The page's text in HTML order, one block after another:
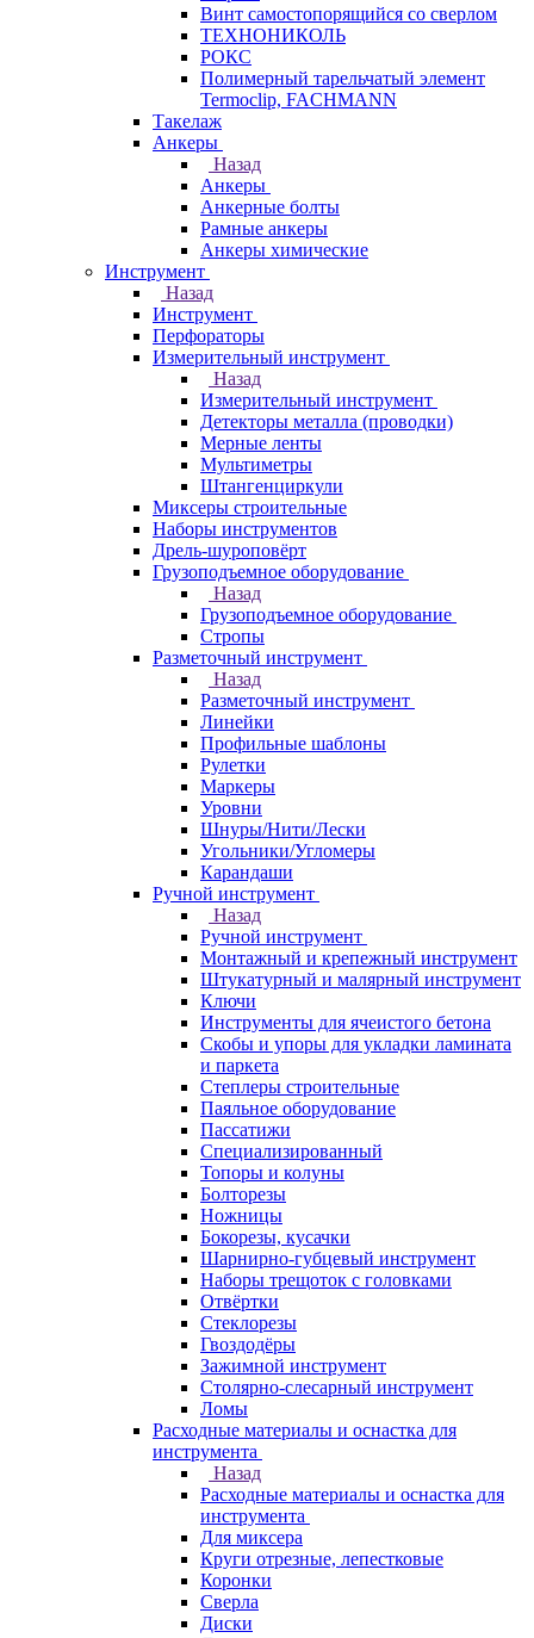
Винт самостопорящийся со сверлом
ТЕХНОНИКОЛЬ
РОКС
Полимерный тарельчатый элемент
Termoclip, FACHMANN
Такелаж
Анкеры
Назад
Анкеры
Анкерные болты
Рамные анкеры
Анкеры химические
Инструмент
Назад
Инструмент
Перфораторы
Измерительный инструмент
Назад
Измерительный инструмент
Детекторы металла (проводки)
Мерные ленты
Мультиметры
Штангенциркули
Миксеры строительные
Наборы инструментов
Дрель-шуроповёрт
Грузоподъемное оборудование
Назад
Грузоподъемное оборудование
Стропы
Разметочный инструмент
Назад
Разметочный инструмент
Линейки
Профильные шаблоны
Рулетки
Маркеры
Уровни
Шнуры/Нити/Лески
Угольники/Угломеры
Карандаши
Ручной инструмент
Назад
Ручной инструмент
Монтажный и крепежный инструмент
Штукатурный и малярный инструмент
Ключи
Инструменты для ячеистого бетона
Скобы и упоры для укладки ламината
и паркета
Степлеры строительные
Паяльное оборудование
Пассатижи
Специализированный
Топоры и колуны
Болторезы
Ножницы
Бокорезы, кусачки
Шарнирно-губцевый инструмент
Наборы трещоток с головками
Отвёртки
Стеклорезы
Гвоздодёры
Зажимной инструмент
Столярно-слесарный инструмент
Ломы
Расходные материалы и оснастка для
инструмента
Назад
Расходные материалы и оснастка для
инструмента
Для миксера
Круги отрезные, лепестковые
Коронки
Сверла
Диски